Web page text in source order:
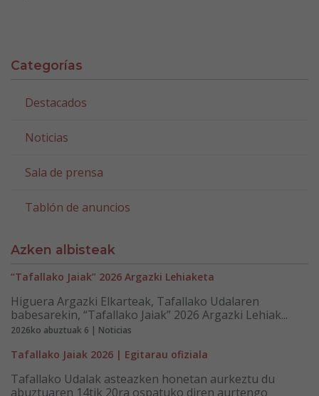
Categorías
Destacados
Noticias
Sala de prensa
Tablón de anuncios
Azken albisteak
“Tafallako Jaiak” 2026 Argazki Lehiaketa
Higuera Argazki Elkarteak, Tafallako Udalaren
babesarekin, “Tafallako Jaiak” 2026 Argazki Lehiak...
2026ko abuztuak 6 | Noticias
Tafallako Jaiak 2026 | Egitarau ofiziala
Tafallako Udalak asteazken honetan aurkeztu du
abuztuaren 14tik 20ra ospatuko diren aurtengo